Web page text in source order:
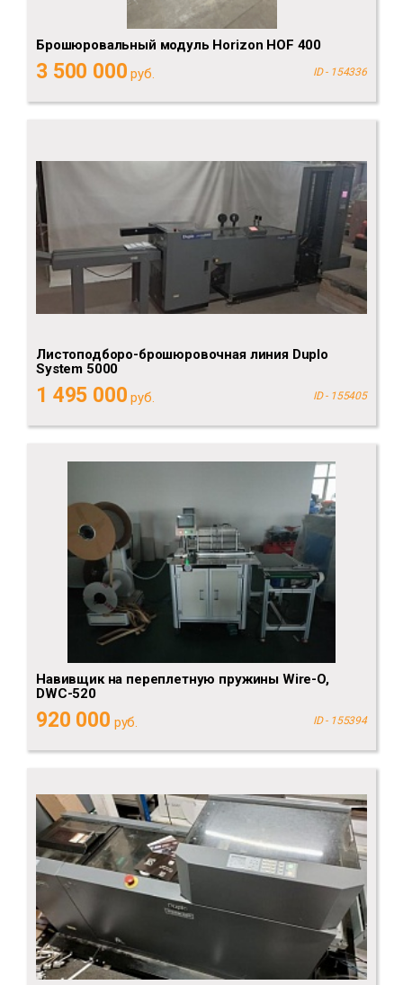
Брошюровальный модуль Horizon HOF 400
3 500 000 руб. ID - 154336
Листоподборо-брошюровочная линия Duplo
System 5000
1 495 000 руб. ID - 155405
Навивщик на переплетную пружины Wire-O,
DWC-520
920 000 руб. ID - 155394